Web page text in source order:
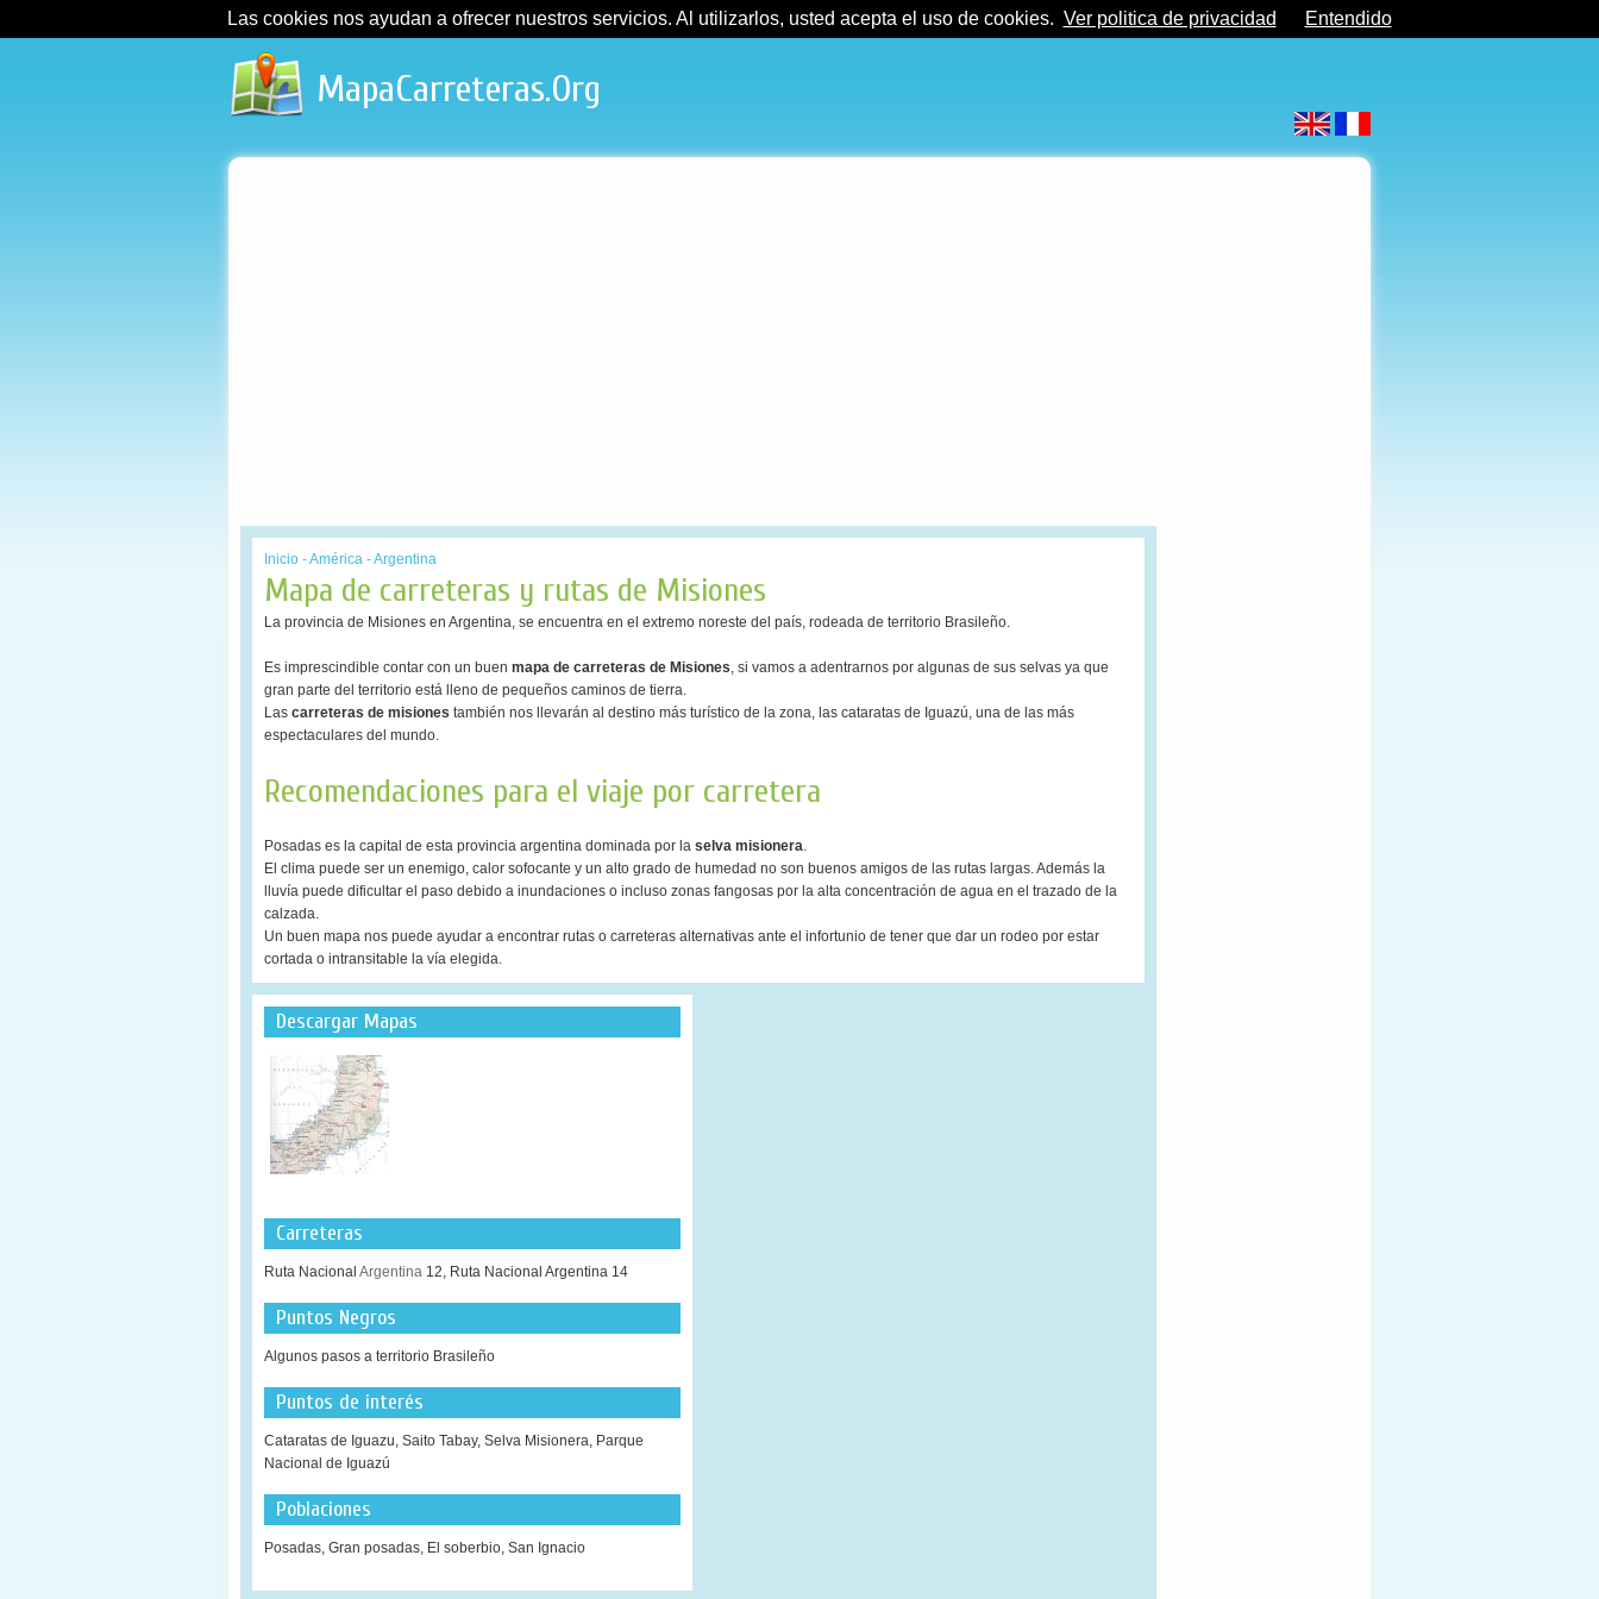
MapaCarreteras.Org
Inicio -América -Argentina
Mapa de carreteras y rutas de Misiones
La provincia de Misiones en Argentina, se encuentra en el extremo noreste del país, rodeada de territorio Brasileño.
Es imprescindible contar con un buen mapa de carreteras de Misiones, si vamos a adentrarnos por algunas de sus selvas ya que
gran parte del territorio está lleno de pequeños caminos de tierra.
Las carreteras de misiones también nos llevarán al destino más turístico de la zona, las cataratas de Iguazú, una de las más
espectaculares del mundo.
Recomendaciones para el viaje por carretera
Posadas es la capital de esta provincia argentina dominada por la selva misionera.
El clima puede ser un enemigo, calor sofocante y un alto grado de humedad no son buenos amigos de las rutas largas. Además la
lluvía puede dificultar el paso debido a inundaciones o incluso zonas fangosas por la alta concentración de agua en el trazado de la
calzada.
Un buen mapa nos puede ayudar a encontrar rutas o carreteras alternativas ante el infortunio de tener que dar un rodeo por estar
cortada o intransitable la vía elegida.
Descargar Mapas
Carreteras
Ruta Nacional Argentina 12, Ruta Nacional Argentina 14
Puntos Negros
Algunos pasos a territorio Brasileño
Puntos de interés
Cataratas de Iguazu, Saito Tabay, Selva Misionera, Parque
Nacional de Iguazú
Poblaciones
Posadas, Gran posadas, El soberbio, San Ignacio
Las cookies nos ayudan a ofrecer nuestros servicios. Al utilizarlos, usted acepta el uso de cookies. Ver politica de privacidad Entendido